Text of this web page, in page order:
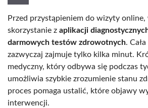
Przed przystąpieniem do wizyty
skorzystanie z aplikacji
darmowych testów zdrowotnych.
zazwyczaj zajmuje tylko kilka minut.
medyczny, który odbywa się podczas
umożliwia szybkie zrozumienie stanu
proces pomaga ustalić, które objawy
interwencji.